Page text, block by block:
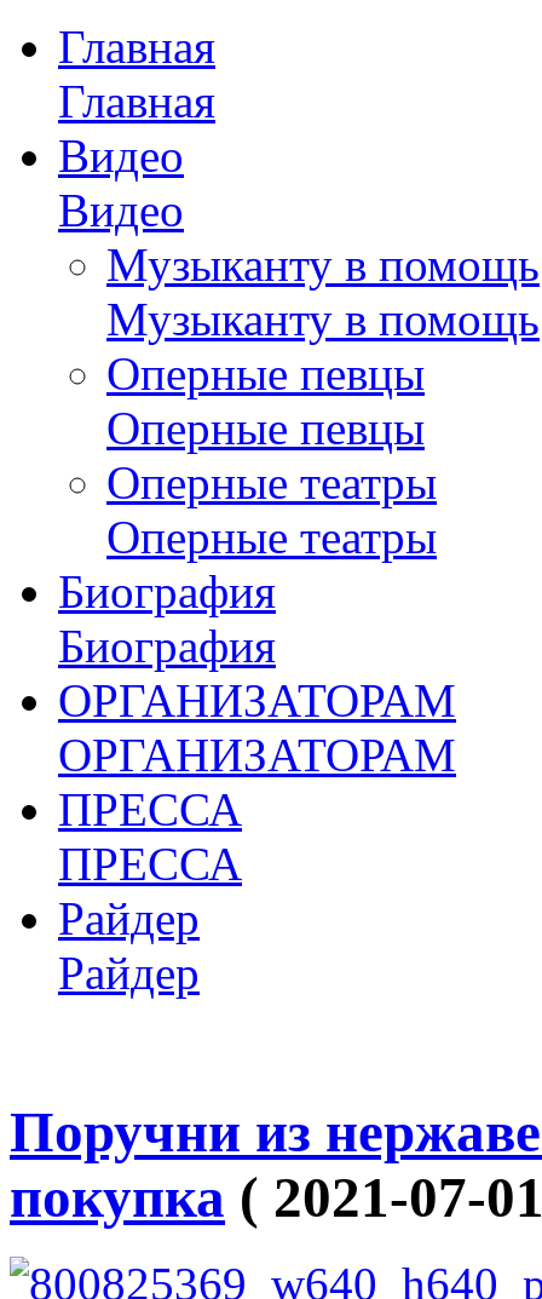
Главная
Главная
Видео
Видео
Музыканту в помощь
Музыканту в помощь
Оперные певцы
Оперные певцы
Оперные театры
Оперные театры
Биография
Биография
ОРГАНИЗАТОРАМ
ОРГАНИЗАТОРАМ
ПРЕССА
ПРЕССА
Райдер
Райдер
Поручни из
покупка ( 2021-07-